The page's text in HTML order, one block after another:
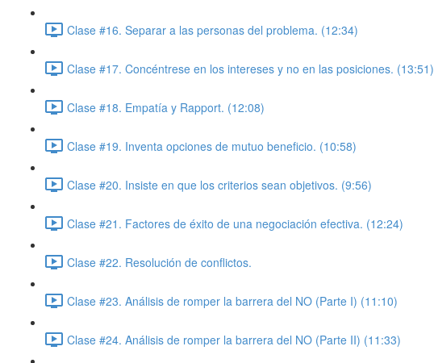
Clase #16. Separar a las personas del problema. (12:34)
Clase #17. Concéntrese en los intereses y no en las posiciones. (13:51)
Clase #18. Empatía y Rapport. (12:08)
Clase #19. Inventa opciones de mutuo beneficio. (10:58)
Clase #20. Insiste en que los criterios sean objetivos. (9:56)
Clase #21. Factores de éxito de una negociación efectiva. (12:24)
Clase #22. Resolución de conflictos.
Clase #23. Análisis de romper la barrera del NO (Parte I) (11:10)
Clase #24. Análisis de romper la barrera del NO (Parte II) (11:33)